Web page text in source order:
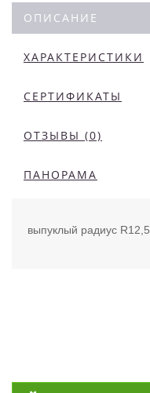
ОПИСАНИЕ
ХАРАКТЕРИСТИКИ
СЕРТИФИКАТЫ
ОТЗЫВЫ (0)
ПАНОРАМА
выпуклый радиус R12,5